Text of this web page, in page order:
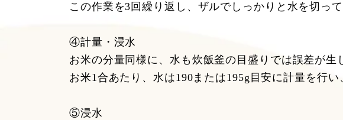
この作業を3回繰り返し、ザルでしっかりと水を切って
④計量・浸水
お米の分量同様に、水も炊飯釜の目盛りでは誤差が生
お米1合あたり、水は190または195g目安に計量を行
⑤浸水